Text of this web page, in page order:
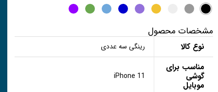
مشخصات محصول
نوع کالا رینگی سه عددی
مناسب برای
گوشی
موبایل
iPhone 11